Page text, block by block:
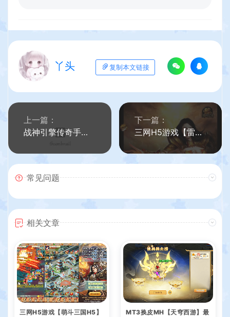
丫头 复制本文链接
上一篇：
战神引擎传奇手游【1.80精品火龙第二季完整版白猪3】最新整理Win系一键服务端+安卓苹果双端+GM授权后台+详细搭建教程
下一篇：
三网H5游戏【雷霆传奇H5之沙城霸业】最新整理WIN系服务端+GM后台+详细搭建教程
常见问题
相关文章
三网H5游戏【萌斗三国H5】
MT3换皮MH【天穹西游】最